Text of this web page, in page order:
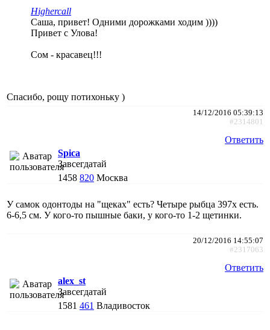
Highercall
Саша, привет! Одними дорожками ходим ))))
Привет с Улова!
Сом - красавец!!!
Спасибо, рощу потихоньку )
14/12/2016 05:39:13
#2314801
Ответить
Spica
Завсегдатай
1458 820 Москва
У самок одонтоды на "щеках" есть? Четыре рыбца 397х есть.
6-6,5 см. У кого-то пышные баки, у кого-то 1-2 щетинки.
20/12/2016 14:55:07
#2317063
Ответить
alex_st
Завсегдатай
1581 461 Владивосток